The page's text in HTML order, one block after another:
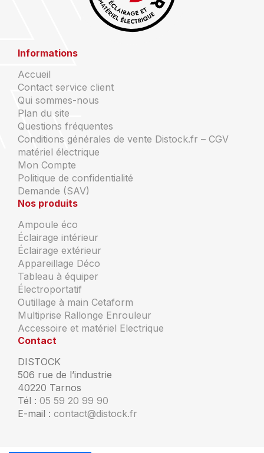
Informations
Accueil
Contact service client
Qui sommes-nous
Plan du site
Questions fréquentes
Conditions générales de vente Distock.fr – CGV
matériel électrique
Mon Compte
Politique de confidentialité
Demande (SAV)
Nos produits
Ampoule éco
Éclairage intérieur
Éclairage extérieur
Appareillage Déco
Tableau à équiper
Électroportatif
Outillage à main Cetaform
Multiprise Rallonge Enrouleur
Accessoire et matériel Electrique
Contact
DISTOCK
506 rue de l’industrie
40220 Tarnos
Tél : 05 59 20 99 90
E-mail : contact@distock.fr